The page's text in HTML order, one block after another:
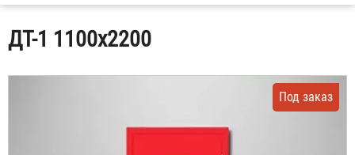
ДТ-1 1100х2200
Под заказ